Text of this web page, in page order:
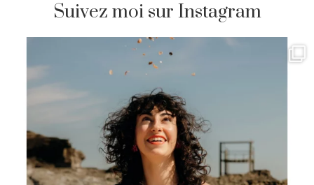
Suivez moi sur Instagram